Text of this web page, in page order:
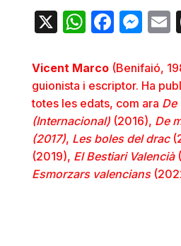
X
Vicent Marco(Benifaió,
guionista i escriptor. Ha
totes les edats, com ara De
(Internacional)(2016), De
(2017), Les boles del drac
(2019), El Bestiari Valencià
Esmorzars valencians